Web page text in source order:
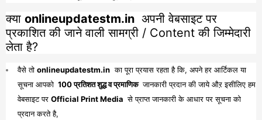
क्या onlineupdatestm.in अपनी वेबसाइट पर
प्रकाशित की जाने वाली सामग्री / Content की जिम्मेदारी
लेता है?
वैसे तो onlineupdatestm.in का पूरा प्रयास रहता है कि, अपने हर आर्टिकल या
सूचना आपको 100 प्रतिशत शुद्ध व प्रमाणिक जानकारी प्रदान की जाये औऱ इसीलिए हम
वेबसाइट पर Official Print Media से प्राप्त जानकारी के आधार पर सूचना को
प्रदान करते है,